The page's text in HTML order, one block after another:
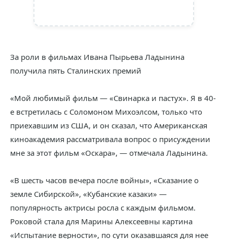
За роли в фильмах Ивана Пырьева Ладынина
получила пять Сталинских премий
«Мой любимый фильм — «Свинарка и пастух». Я в 40-
е встретилась с Соломоном Михоэлсом, только что
приехавшим из США, и он сказал, что Американская
киноакадемия рассматривала вопрос о присуждении
мне за этот фильм «Оскара», — отмечала Ладынина.
«В шесть часов вечера после войны», «Сказание о
земле Сибирской», «Кубанские казаки» —
популярность актрисы росла с каждым фильмом.
Роковой стала для Марины Алексеевны картина
«Испытание верности», по сути оказавшаяся для нее